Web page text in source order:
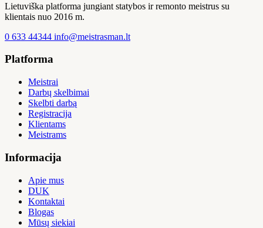
Lietuviška platforma jungiant statybos ir remonto meistrus su
klientais nuo 2016 m.
0 633 44344 info@meistrasman.lt
Platforma
Meistrai
Darbų skelbimai
Skelbti darbą
Registracija
Klientams
Meistrams
Informacija
Apie mus
DUK
Kontaktai
Blogas
Mūsų siekiai